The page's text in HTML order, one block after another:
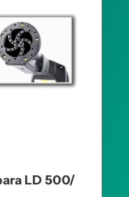
LD 500/